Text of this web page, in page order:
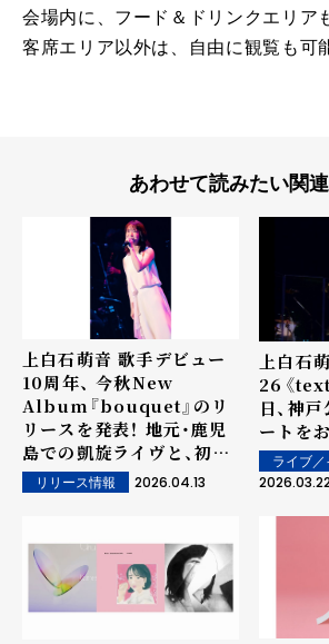
会場内に、フード＆ドリンクエリア
客席エリア以外は、自由に観覧も可
あわせて読みたい関
上白石萌音 歌手デビュー
10周年、 今秋New
Album『bouquet』のリ
リースを発表！ 地元・鹿児
島での凱旋ライヴと、初め
て自身が主催する野外フェ
スの開催も発表！
リリース情報 2026.04.13
上白石
26《
日、神
ートをお
ライブ